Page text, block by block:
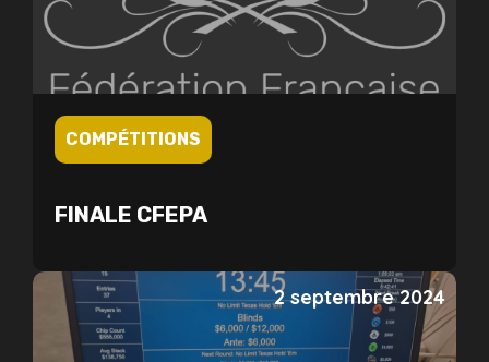
COMPÉTITIONS
FINALE CFEPA
2 septembre 2024